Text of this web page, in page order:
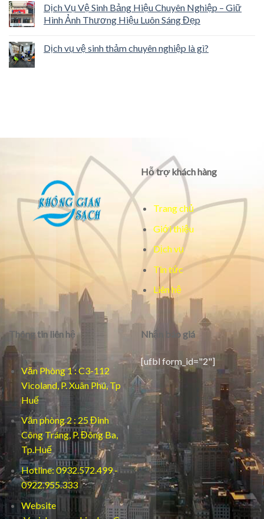
Dịch Vụ Vệ Sinh Bảng Hiệu Chuyên Nghiệp – Giữ
Hình Ảnh Thương Hiệu Luôn Sáng Đẹp
Dịch vụ vệ sinh thảm chuyên nghiệp là gì?
Hỗ trợ khách hàng
Trang chủ
Giới thiệu
Dịch vụ
Tin tức
Liên hệ
Thông tin liên hệ
Văn Phòng 1 : C3-112
Vicoland, P. Xuân Phú, Tp
Huế
Văn phòng 2 : 25 Đinh
Công Tráng, P. Đông Ba,
Tp.Huế
Hotline: 0932.572.499 -
0922.955.333
Website
Nhận báo giá
[ufbl form_id="2"]